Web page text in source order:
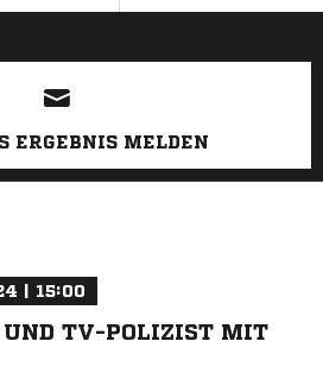
ANZEIGE
ERGEBNIS MELDEN
| 15:00
UND TV-POLIZIST MIT